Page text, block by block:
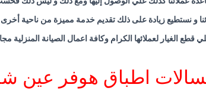
و نستطيع زيادة على ذلك تقديم خدمة مميزة من ناحية أخرى
الغيار لعملائها الكرام وكافة اعمال الصيانة المنزلية
اطباق هوفر